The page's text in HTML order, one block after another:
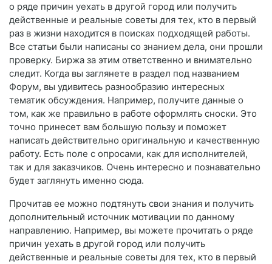
о ряде причин уехать в другой город или получить
действенные и реальные советы для тех, кто в первый
раз в жизни находится в поисках подходящей работы.
Все статьи были написаны со знанием дела, они прошли
проверку. Биржа за этим ответственно и внимательно
следит. Когда вы заглянете в раздел под названием
Форум, вы удивитесь разнообразию интересных
тематик обсуждения. Например, получите данные о
том, как же правильно в работе оформлять сноски. Это
точно принесет вам большую пользу и поможет
написать действительно оригинальную и качественную
работу. Есть поле с опросами, как для исполнителей,
так и для заказчиков. Очень интересно и познавательно
будет заглянуть именно сюда.
Прочитав ее можно подтянуть свои знания и получить
дополнительный источник мотивации по данному
направлению. Например, вы можете прочитать о ряде
причин уехать в другой город или получить
действенные и реальные советы для тех, кто в первый